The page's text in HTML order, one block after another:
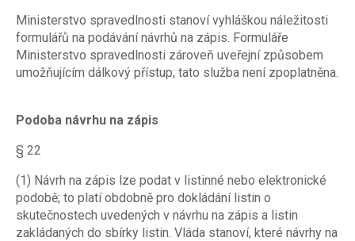
Ministerstvo spravedlnosti stanoví vyhláškou náležitosti
formulářů na podávání návrhů na zápis. Formuláře
Ministerstvo spravedlnosti zároveň uveřejní způsobem
umožňujícím dálkový přístup; tato služba není zpoplatněna.
Podoba návrhu na zápis
§ 22
(1) Návrh na zápis lze podat v listinné nebo elektronické
podobě; to platí obdobně pro dokládání listin o
skutečnostech uvedených v návrhu na zápis a listin
zakládaných do sbírky listin. Vláda stanoví, které návrhy na